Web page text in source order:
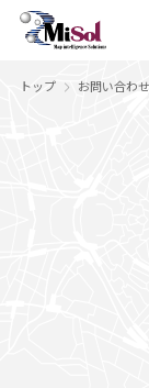
トップ お問い合わせ